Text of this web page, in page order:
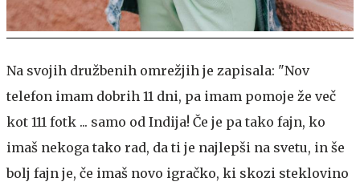
Na svojih družbenih omrežjih je zapisala: "Nov
telefon imam dobrih 11 dni, pa imam pomoje že več
kot 111 fotk ... samo od Indija! Če je pa tako fajn, ko
imaš nekoga tako rad, da ti je najlepši na svetu, in še
bolj fajn je, če imaš novo igračko, ki skozi steklovino